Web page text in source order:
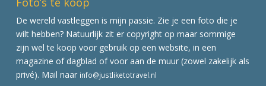
De wereld vastleggen is mijn passie. Zie je een foto die je
wilt hebben? Natuurlijk zit er copyright op maar sommige
zijn wel te koop voor gebruik op een website, in een
magazine of dagblad of voor aan de muur (zowel zakelijk als
privé). Mail naar info@justliketotravel.nl